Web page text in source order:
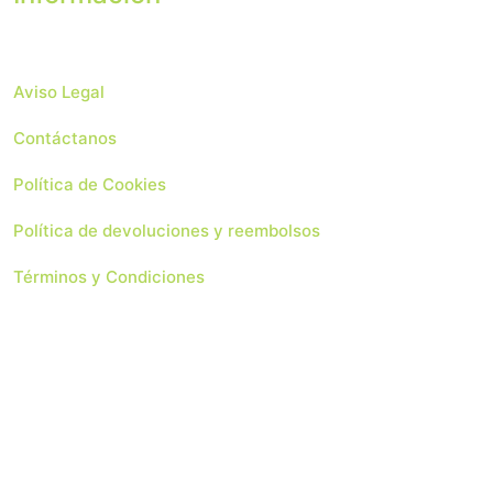
Aviso Legal
Contáctanos
Política de Cookies
Política de devoluciones y reembolsos
Términos y Condiciones